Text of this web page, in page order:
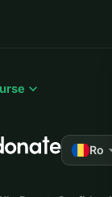
expand_more
Ro arrow_drop_down